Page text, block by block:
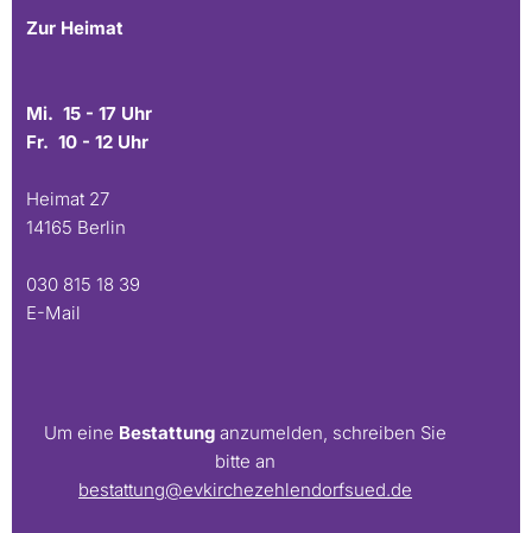
Zur Heimat
Mi. 15 - 17 Uhr
Fr. 10 - 12 Uhr
Heimat 27
14165 Berlin
030 815 18 39
E-Mail
Um eine Bestattung anzumelden, schreiben Sie
bitte an
bestattung@evkirchezehlendorfsued.de